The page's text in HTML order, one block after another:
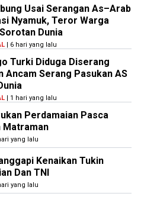
Usai Serangan As–Arab
Nyamuk, Teror Warga
Dunia
| 6 hari yang lalu
Turki Diduga Diserang
Ancam Serang Pasukan AS
| 1 hari yang lalu
Perdamaian Pasca
Matraman
yang lalu
Kenaikan Tukin
Dan TNI
yang lalu